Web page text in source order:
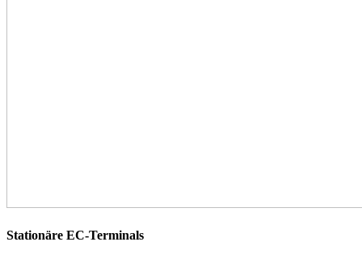
Stationäre EC-Terminals